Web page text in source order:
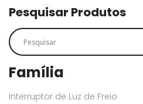
Pesquisar Produtos
Família
Interruptor de Luz de Freio